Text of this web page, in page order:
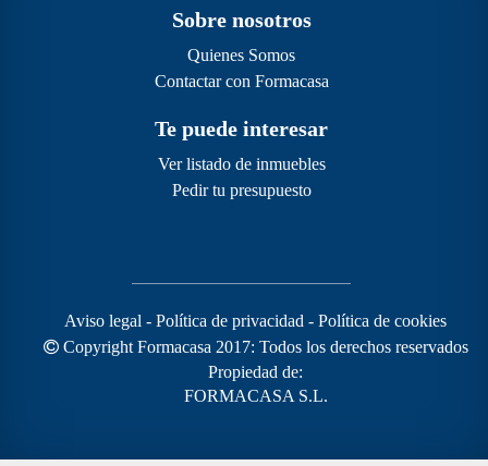
Sobre nosotros
Quienes Somos
Contactar con Formacasa
Te puede interesar
Ver listado de inmuebles
Pedir tu presupuesto
Aviso legal - Política de privacidad - Política de cookies
Copyright Formacasa 2017: Todos los derechos reservados
Propiedad de:
FORMACASA S.L.